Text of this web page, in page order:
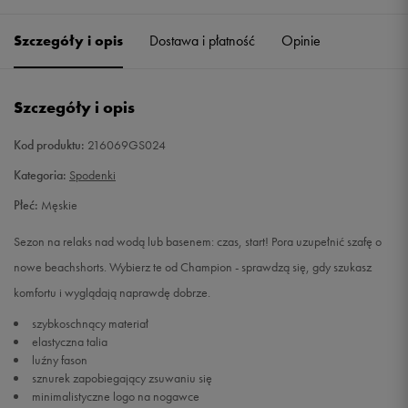
M Powiadom o dostępności
Szczegóły i opis Dostawa i płatność Opinie
Szczegóły i opis
Kod produktu: 216069GS024
Kategoria: Spodenki
Płeć: Męskie
Sezon na relaks nad wodą lub basenem: czas, start! Pora uzupełnić szafę o
nowe beachshorts. Wybierz te od Champion - sprawdzą się, gdy szukasz
komfortu i wyglądają naprawdę dobrze.
szybkoschnący materiał
elastyczna talia
luźny fason
sznurek zapobiegający zsuwaniu się
minimalistyczne logo na nogawce